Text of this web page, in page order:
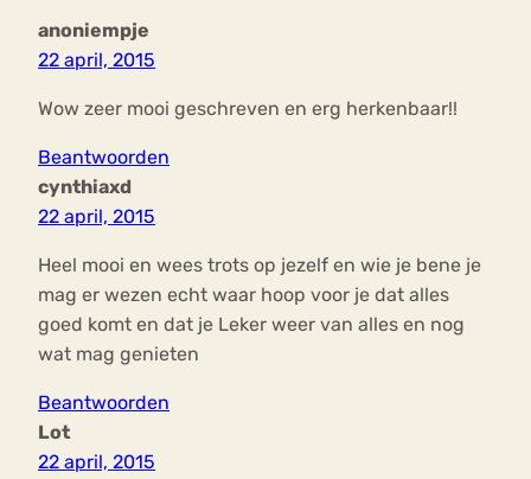
anoniempje
22 april, 2015
Wow zeer mooi geschreven en erg herkenbaar!!
Beantwoorden
cynthiaxd
22 april, 2015
Heel mooi en wees trots op jezelf en wie je bene je
mag er wezen echt waar hoop voor je dat alles
goed komt en dat je Leker weer van alles en nog
wat mag genieten
Beantwoorden
Lot
22 april, 2015